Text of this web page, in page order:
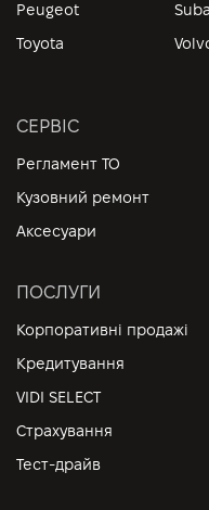
Peugeot
Toyota
СЕРВІС
Регламент ТО
Кузовний ремонт
Аксесуари
ПОСЛУГИ
Корпоративні продажі
Кредитування
VIDI SELECT
Страхування
Тест-драйв